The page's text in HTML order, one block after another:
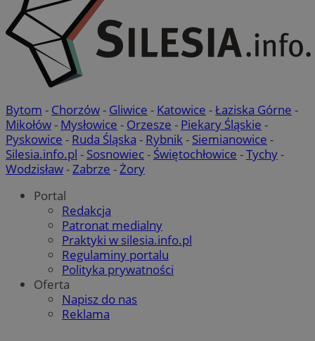
Bytom - Chorzów- Gliwice - Katowice -Łaziska Górne -
Mikołów- Mysłowice - Orzesze - Piekary Śląskie -
Pyskowice - Ruda Śląska - Rybnik- Siemianowice -
Silesia.info.pl - Sosnowiec- Świętochłowice -Tychy-
Wodzisław-Zabrze -Żory
Portal
Redakcja
Patronat medialny
Praktyki w silesia.info.pl
Regulaminy portalu
Polityka prywatności
Oferta
Napisz do nas
Reklama